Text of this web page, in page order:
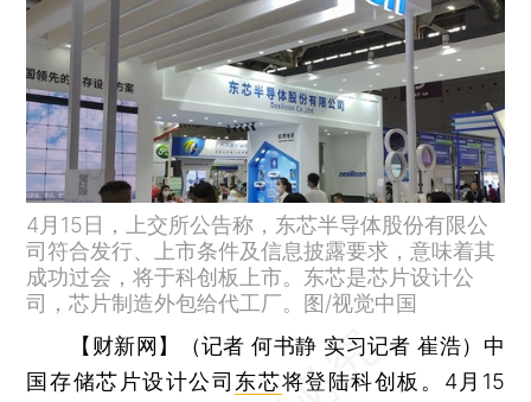
4月15日，上交所公告称，东芯半导体股份有限公
司符合发行、上市条件及信息披露要求，意味着其
成功过会，将于科创板上市。东芯是芯片设计公
司，芯片制造外包给代工厂。图/视觉中国
【财新网】（记者 何书静 实习记者 崔浩） 中
国存储芯片设计公司 东芯将登陆科创板。4月15